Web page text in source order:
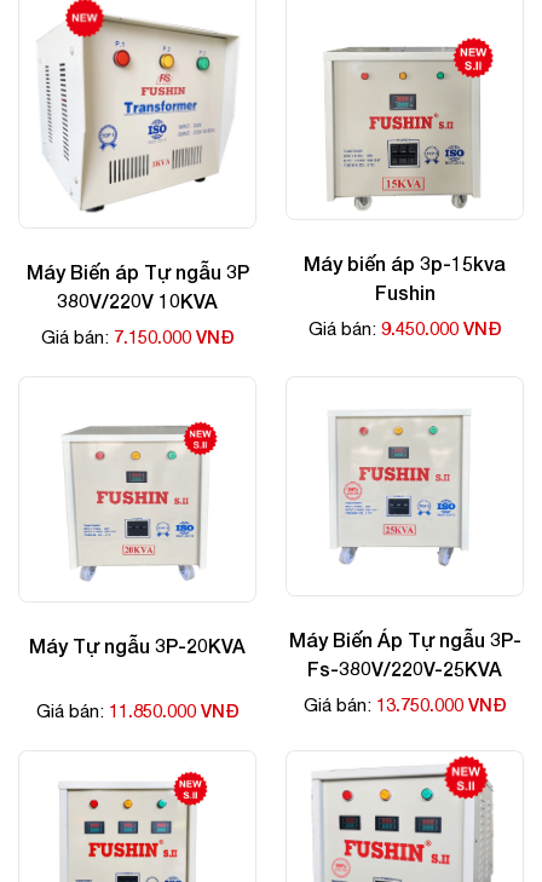
Máy Biến áp Tự ngẫu 3P
380V/220V 10KVA
Giá bán: 7.150.000 VNĐ
Máy biến áp 3p-15kva
Fushin
Giá bán: 9.450.000 VNĐ
Máy Tự ngẫu 3P-20KVA
Giá bán: 11.850.000 VNĐ
Máy Biến Áp Tự ngẫu 3P-
Fs-380V/220V-25KVA
Giá bán: 13.750.000 VNĐ